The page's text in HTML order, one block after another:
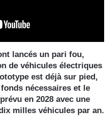
lancés un pari fou,
de véhicules électriques
est déjà sur pied,
nécessaires et le
en 2028 avec une
milles véhicules par an.